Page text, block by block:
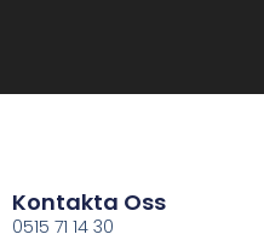
Kontakta Oss
0515 71 14 30